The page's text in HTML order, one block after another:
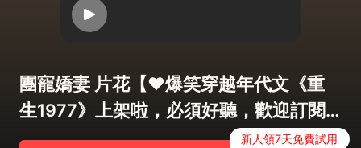
團寵嬌妻 片花【♥爆笑穿越年代文《重
生1977》上架啦，必須好聽，歡迎訂閱
♥】
新人領7天免費試用